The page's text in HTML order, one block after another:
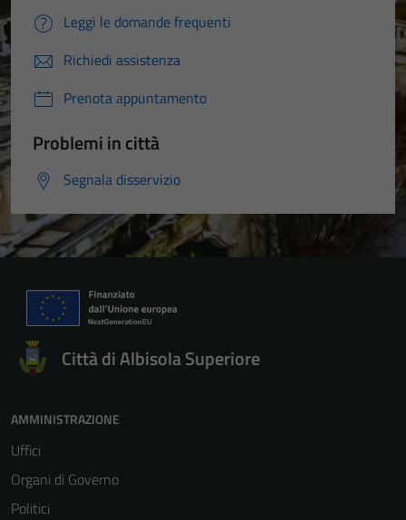
Leggi le domande frequenti
Richiedi assistenza
Prenota appuntamento
Problemi in città
Segnala disservizio
Città di Albisola Superiore
AMMINISTRAZIONE
Uffici
Organi di Governo
Politici